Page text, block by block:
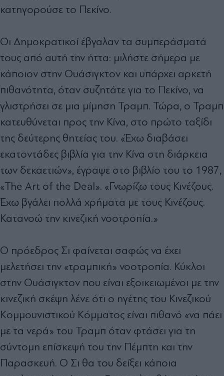
κατηγορούσε το Πεκίνο.
Οι Δημοκρατικοί έβγαλαν τα συμπεράσματά
τους από αυτή την ήττα: μιλήστε σήμερα με
κάποιον στην Ουάσιγκτον και υπάρχει αρκετή
πιθανότητα, όταν συζητάτε για το Πεκίνο, να
γλιστρήσει σε μια μίμηση Τραμπ. Τώρα, ο Τραμπ
κατευθύνεται προς την Κίνα, στο πρώτο ταξίδι
της δεύτερης θητείας του. «Έχω διαβάσει
εκατοντάδες βιβλία για την Κίνα στη διάρκεια
των δεκαετιών», έγραψε στο βιβλίο του το 1987,
«The Art of the Deal». «Γνωρίζω τους Κινέζους.
Έχω βγάλει πολλά χρήματα με τους Κινέζους.
Κατανοώ την κινεζική νοοτροπία.»
Ο πρόεδρος Σι φαίνεται σαφώς να έχει
μελετήσει την «τραμπική» νοοτροπία. Κύκλοι
στην Ουάσιγκτον που είναι εξοικειωμένοι με την
κινεζική σκέψη λένε ότι ο ηγέτης του Κινεζικού
Κομμουνιστικού Κόμματος είναι πιθανό «να πάει
με τα νερά» του Τραμπ όταν φτάσει για τη
σύντομη επίσκεψή του την Πέμπτη και την
Παρασκευή. Ο Σι θα του δείξει κάποια